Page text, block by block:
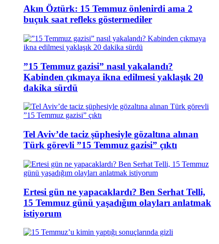
Akın Öztürk: 15 Temmuz önlenirdi ama 2
buçuk saat refleks göstermediler
”15 Temmuz gazisi” nasıl yakalandı?
Kabinden çıkmaya ikna edilmesi yaklaşık 20
dakika sürdü
Tel Aviv’de taciz şüphesiyle gözaltına alınan
Türk görevli ”15 Temmuz gazisi” çıktı
Ertesi gün ne yapacaklardı? Ben Serhat Telli,
15 Temmuz günü yaşadığım olayları anlatmak
istiyorum